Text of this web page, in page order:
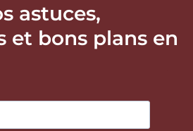
astuces,
et bons plans en